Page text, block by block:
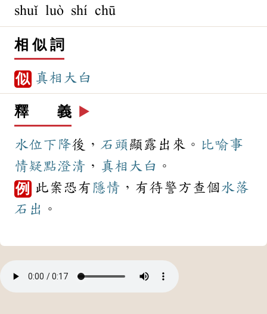
shuǐ luò shí chū
相 似 詞
似 真相大白
釋 義 ▶️
水位下降後， 石頭 顯露出來。 比喻事
情疑點澄清 ， 真相大白 。
例 此案恐有 隱情 ，有待警方查個水落
石出 。